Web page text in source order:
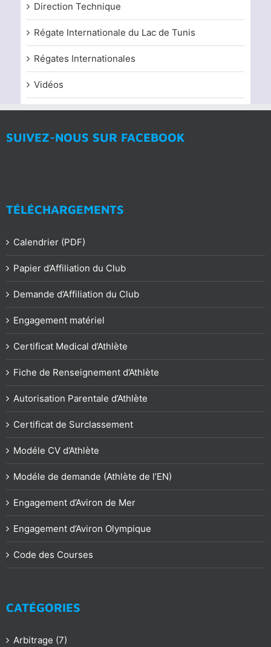
Direction Technique
Régate Internationale du Lac de Tunis
Régates Internationales
Vidéos
SUIVEZ-NOUS SUR FACEBOOK
TÉLÉCHARGEMENTS
Calendrier (PDF)
Papier d’Affiliation du Club
Demande d’Affiliation du Club
Engagement matériel
Certificat Medical d’Athlète
Fiche de Renseignement d’Athlète
Autorisation Parentale d’Athlète
Certificat de Surclassement
Modéle CV d’Athlète
Modéle de demande (Athlète de l’EN)
Engagement d’Aviron de Mer
Engagement d’Aviron Olympique
Code des Courses
CATÉGORIES
Arbitrage (7)